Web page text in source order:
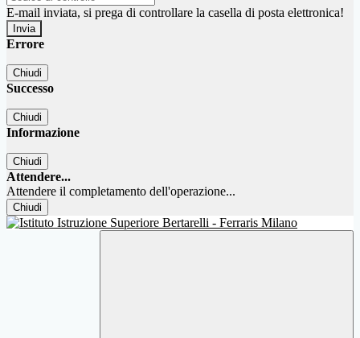
E-mail inviata, si prega di controllare la casella di posta elettronica!
Errore
Chiudi
Successo
Chiudi
Informazione
Chiudi
Attendere...
Attendere il completamento dell'operazione...
Chiudi